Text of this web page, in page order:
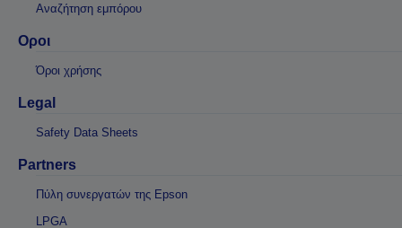
Αναζήτηση εμπόρου
Οροι
Όροι χρήσης
Legal
Safety Data Sheets
Partners
Πύλη συνεργατών της Epson
LPGA